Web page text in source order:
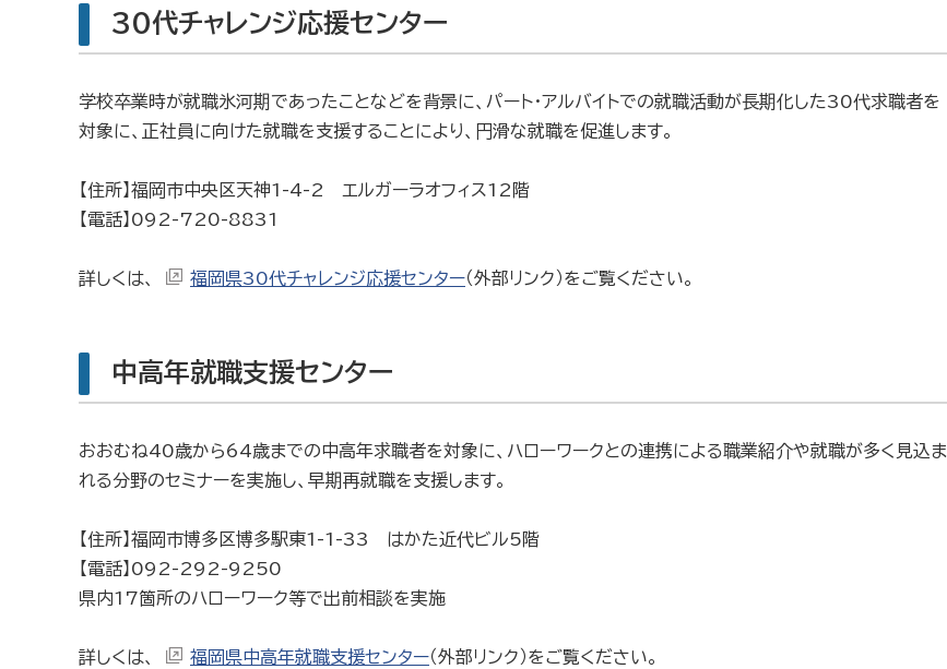
30代チャレンジ応援センター
学校卒業時が就職氷河期であったことなどを背景に、パート・アルバイトでの就職活動が長期化した30代求職者を
対象に、正社員に向けた就職を支援することにより、円滑な就職を促進します。
【住所】福岡市中央区天神1-4-2 エルガーラオフィス12階
【電話】092-720-8831
詳しくは、 福岡県30代チャレンジ応援センター（外部リンク）をご覧ください。
中高年就職支援センター
おおむね40歳から64歳までの中高年求職者を対象に、ハローワークとの連携による職業紹介や就職が多く見込ま
れる分野のセミナーを実施し、早期再就職を支援します。
【住所】福岡市博多区博多駅東1-1-33 はかた近代ビル5階
【電話】092-292-9250
県内17箇所のハローワーク等で出前相談を実施
詳しくは、 福岡県中高年就職支援センター（外部リンク）をご覧ください。